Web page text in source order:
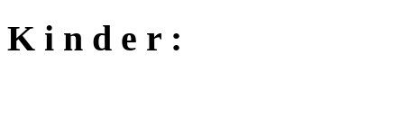
K i n d e r :